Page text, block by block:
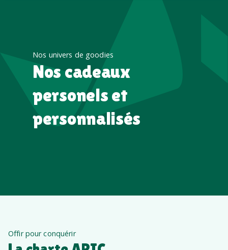
Nos univers de goodies
Nos cadeaux
personels et
personnalisés
Offir pour conquérir